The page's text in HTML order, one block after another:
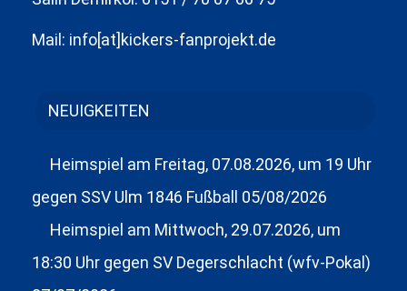
Mail: info[at]kickers-fanprojekt.de
NEUIGKEITEN
Heimspiel am Freitag, 07.08.2026, um 19 Uhr
gegen SSV Ulm 1846 Fußball
05/08/2026
Heimspiel am Mittwoch, 29.07.2026, um
18:30 Uhr gegen SV Degerschlacht (wfv-Pokal)